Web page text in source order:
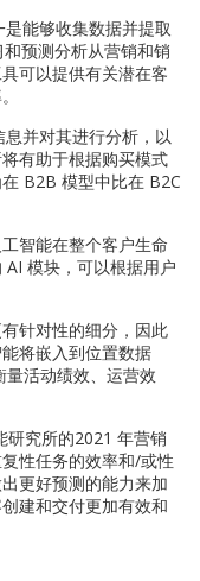
能够收集数据并提取
预测分析从营销和销
可以提供有关潜在客
并对其进行分析，以
有助于根据购买模式
B2B 模型中比在 B2C
智能在整个客户生命
模块，可以根据用户
针对性的细分，因此
将嵌入到位置数据
活动绩效、运营效
究所的2021 年营销
性任务的效率和/或性
更好预测的能力来加
建和交付更加有效和